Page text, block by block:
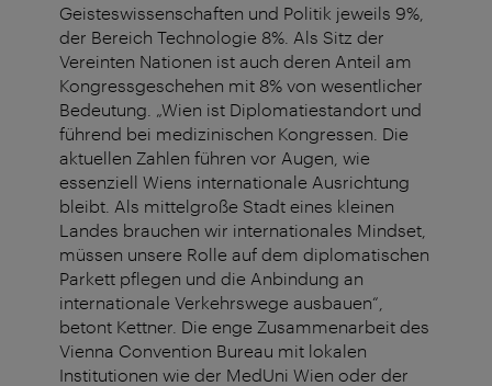
Geisteswissenschaften und Politik jeweils 9%,
der Bereich Technologie 8%. Als Sitz der
Vereinten Nationen ist auch deren Anteil am
Kongressgeschehen mit 8% von wesentlicher
Bedeutung. „Wien ist Diplomatiestandort und
führend bei medizinischen Kongressen. Die
aktuellen Zahlen führen vor Augen, wie
essenziell Wiens internationale Ausrichtung
bleibt. Als mittelgroße Stadt eines kleinen
Landes brauchen wir internationales Mindset,
müssen unsere Rolle auf dem diplomatischen
Parkett pflegen und die Anbindung an
internationale Verkehrswege ausbauen“,
betont Kettner. Die enge Zusammenarbeit des
Vienna Convention Bureau mit lokalen
Institutionen wie der MedUni Wien oder der